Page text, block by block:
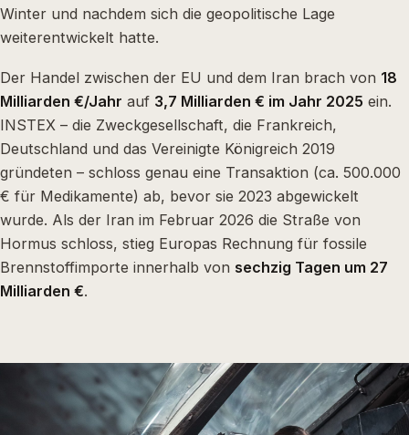
Winter und nachdem sich die geopolitische Lage
weiterentwickelt hatte.
Der Handel zwischen der EU und dem Iran brach von 18
Milliarden €/Jahr auf 3,7 Milliarden € im Jahr 2025 ein.
INSTEX – die Zweckgesellschaft, die Frankreich,
Deutschland und das Vereinigte Königreich 2019
gründeten – schloss genau eine Transaktion (ca. 500.000
€ für Medikamente) ab, bevor sie 2023 abgewickelt
wurde. Als der Iran im Februar 2026 die Straße von
Hormus schloss, stieg Europas Rechnung für fossile
Brennstoffimporte innerhalb von sechzig Tagen um 27
Milliarden €.